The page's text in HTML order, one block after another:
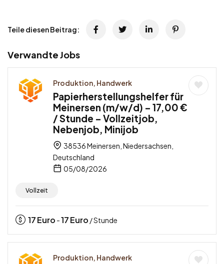
Teile diesen Beitrag:
Verwandte Jobs
Produktion, Handwerk
Papierherstellungshelfer für
Meinersen (m/w/d) – 17,00 €
/ Stunde – Vollzeitjob,
Nebenjob, Minijob
38536 Meinersen, Niedersachsen,
Deutschland
05/08/2026
Vollzeit
17Euro -17Euro / Stunde
Produktion, Handwerk